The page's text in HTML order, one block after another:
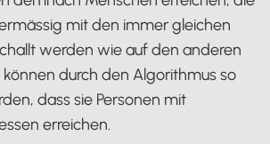
mit den immer gleichen
werden wie auf den anderen
durch den Algorithmus so
dass sie Personen mit
erreichen.